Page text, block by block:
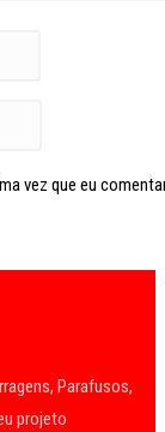
vez que eu
Parafusos,
projeto